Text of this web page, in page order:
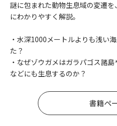
謎に包まれた動物生息域の変遷
にわかりやすく解説。
・水深1000メートルよりも浅い
た？
・なぜゾウガメはガラパゴス諸
などにも生息するのか？
書籍ペ